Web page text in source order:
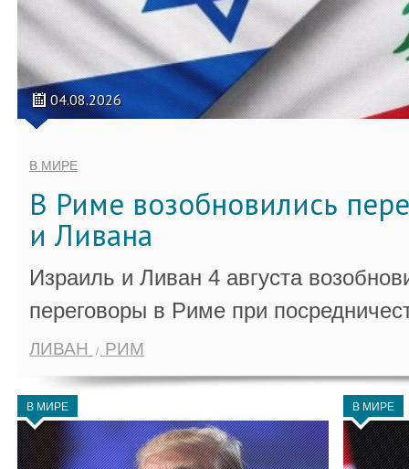
04.08.2026
В МИРЕ
В Риме возобновились
и Ливана
Израиль и Ливан 4 августа
переговоры в Риме при
ЛИВАН РИМ
В МИРЕ В МИРЕ